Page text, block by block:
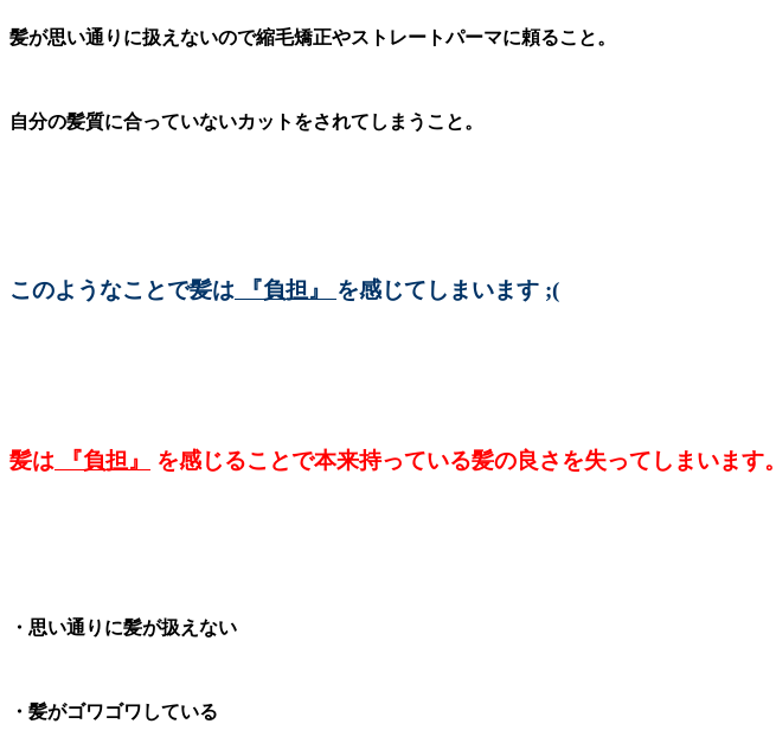
髪が思い通りに扱えないので縮毛矯正やストレートパーマに頼ること。
自分の髪質に合っていないカットをされてしまうこと。
このようなことで髪は 『負担』 を感じてしまいます ;(
髪は 『負担』 を感じることで本来持っている髪の良さを失ってしまいます。
・思い通りに髪が扱えない
・髪がゴワゴワしている